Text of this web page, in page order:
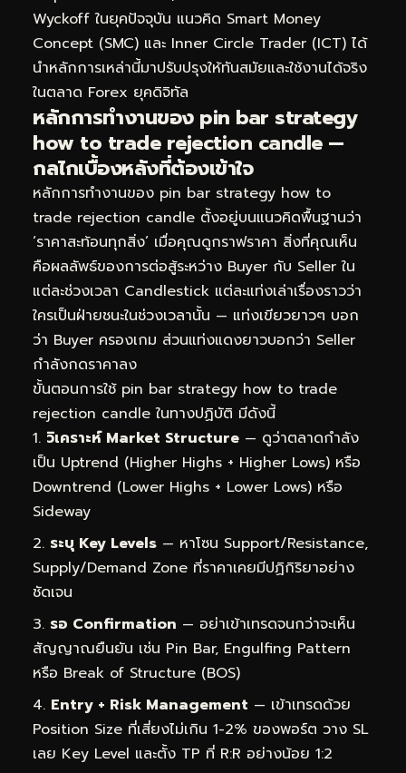
Wyckoff ในยุคปัจจุบัน แนวคิด Smart Money
Concept (SMC) และ Inner Circle Trader (ICT) ได้
นำหลักการเหล่านี้มาปรับปรุงให้ทันสมัยและใช้งานได้จริง
ในตลาด Forex ยุคดิจิทัล
หลักการทำงานของ pin bar strategy
how to trade rejection candle —
กลไกเบื้องหลังที่ต้องเข้าใจ
หลักการทำงานของ pin bar strategy how to
trade rejection candle ตั้งอยู่บนแนวคิดพื้นฐานว่า
‘ราคาสะท้อนทุกสิ่ง’ เมื่อคุณดูกราฟราคา สิ่งที่คุณเห็น
คือผลลัพธ์ของการต่อสู้ระหว่าง Buyer กับ Seller ใน
แต่ละช่วงเวลา Candlestick แต่ละแท่งเล่าเรื่องราวว่า
ใครเป็นฝ่ายชนะในช่วงเวลานั้น — แท่งเขียวยาวๆ บอก
ว่า Buyer ครองเกม ส่วนแท่งแดงยาวบอกว่า Seller
กำลังกดราคาลง
ขั้นตอนการใช้ pin bar strategy how to trade
rejection candle ในทางปฏิบัติ มีดังนี้
วิเคราะห์ Market Structure — ดูว่าตลาดกำลัง
เป็น Uptrend (Higher Highs + Higher Lows) หรือ
Downtrend (Lower Highs + Lower Lows) หรือ
Sideway
ระบุ Key Levels — หาโซน Support/Resistance,
Supply/Demand Zone ที่ราคาเคยมีปฏิกิริยาอย่าง
ชัดเจน
รอ Confirmation — อย่าเข้าเทรดจนกว่าจะเห็น
สัญญาณยืนยัน เช่น Pin Bar, Engulfing Pattern
หรือ Break of Structure (BOS)
Entry + Risk Management — เข้าเทรดด้วย
Position Size ที่เสี่ยงไม่เกิน 1-2% ของพอร์ต วาง SL
เลย Key Level และตั้ง TP ที่ R:R อย่างน้อย 1:2